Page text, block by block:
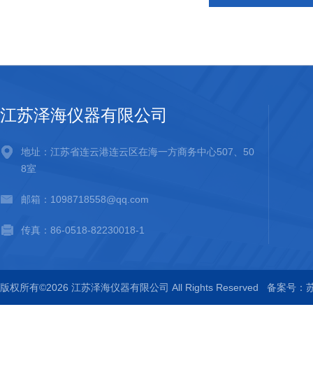
江苏泽海仪器有限公司
地址：江苏省连云港连云区在海一方商务中心507、50
8室
邮箱：1098718558@qq.com
传真：86-0518-82230018-1
版权所有©2026 江苏泽海仪器有限公司 All Rights Reserved 备案号：